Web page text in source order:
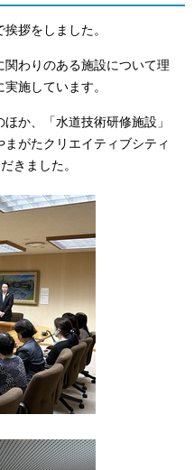
拶をしました。
わりのある施設について理
施しています。
か、「水道技術研修施設」
がたクリエイティブシティ
きました。